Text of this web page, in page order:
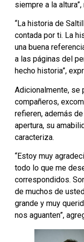
siempre a la
“La historia de
contada por ti. La
una buena
a las páginas del
hecho historia”,
Adicionalmente, se
compañeros,
refieren, además
apertura, su
caracteriza.
“Estoy muy
todo lo que me
correspondidos.
de muchos de
grande y muy
nos aguanten”,